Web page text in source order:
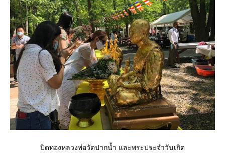
ปิดทองหลวงพ่อวัดปากน้ำ และพระประจำวันเกิด